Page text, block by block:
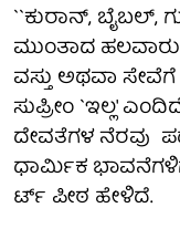
``ಕುರಾನ್, ಬೈಬಲ್,
ಮುಂತಾದ
ವಸ್ತು ಅಥವಾ ಸೇವೆಗೆ
ಸುಪ್ರೀಂ `ಇಲ್ಲ'
ದೇವತೆಗಳ ನೆರವು
ಧಾರ್ಮಿಕ
ರ್ಟ್ ಪೀಠ ಹೇಳಿದೆ.